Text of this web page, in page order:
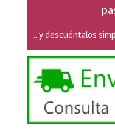
...y descuéntalos